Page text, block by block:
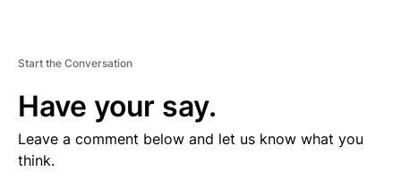
Start the Conversation
Have your say.
Leave a comment below and let us know what you
think.